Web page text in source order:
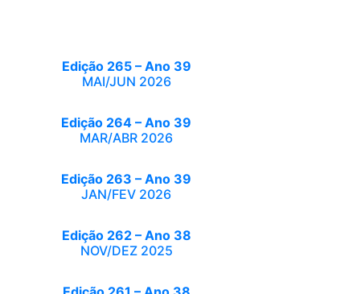
Edição 265 – Ano 39
MAI/JUN 2026
Edição 264 – Ano 39
MAR/ABR 2026
Edição 263 – Ano 39
JAN/FEV 2026
Edição 262 – Ano 38
NOV/DEZ 2025